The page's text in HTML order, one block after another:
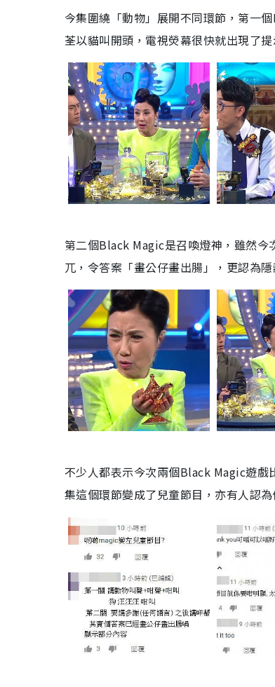
今集圍繞「動物」展開不同環節，第一個
荃以貓叫開頭，電視熒幕很快就出現了提
第二個Black Magic是召喚燈神，雖然今
兀，令答案「畫公仔畫出腸」，更認為隱
不少人都表示今次兩個Black Magic遊戲
集這個環節變成了兒童節目，亦有人認